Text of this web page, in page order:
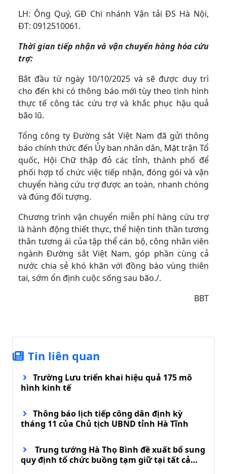
LH: Ông Quý, GĐ Chi nhánh Vận tải ĐS Hà Nội,
ĐT: 0912510061.
Thời gian tiếp nhận và vận chuyển hàng hóa cứu
trợ:
Bắt đầu từ ngày 10/10/2025 và sẽ được duy trì
cho đến khi có thông báo mới tùy theo tình hình
thực tế công tác cứu trợ và khắc phục hậu quả
bão lũ.
Tổng công ty Đường sắt Việt Nam đã gửi thông
báo chính thức đến Ủy ban nhân dân, Mặt trận Tổ
quốc, Hội Chữ thập đỏ các tỉnh, thành phố để
phối hợp tổ chức việc tiếp nhận, đóng gói và vận
chuyển hàng cứu trợ được an toàn, nhanh chóng
và đúng đối tượng.
Chương trình vận chuyển miễn phí hàng cứu trợ
là hành động thiết thực, thể hiện tinh thần tương
thân tương ái của tập thể cán bộ, công nhân viên
ngành Đường sắt Việt Nam, góp phần cùng cả
nước chia sẻ khó khăn với đồng bào vùng thiên
tai, sớm ổn định cuộc sống sau bão./.
BBT
Tin liên quan
Trường Lưu triển khai hiệu quả 175 mô
hình kinh tế
Thông báo lịch tiếp công dân định kỳ
tháng 11 của Chủ tịch UBND tỉnh Hà Tĩnh
Trung tướng Hà Thọ Bình đề xuất bổ sung
quy định tổ chức buồng tạm giữ tại tất cả